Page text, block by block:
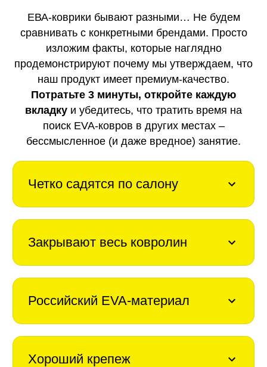
ЕВА-коврики бывают разными… Не будем
сравнивать с конкретными брендами. Просто
изложим факты, которые наглядно
продемонстрируют почему мы утверждаем, что
наш продукт имеет премиум-качество.
Потратьте 3 минуты, откройте каждую
вкладку и убедитесь, что тратить время на
поиск EVA-ковров в других местах –
бессмысленное (и даже вредное) занятие.
Четко садятся по салону
Закрывают весь ковролин
Российский EVA-материал
Хороший крепеж